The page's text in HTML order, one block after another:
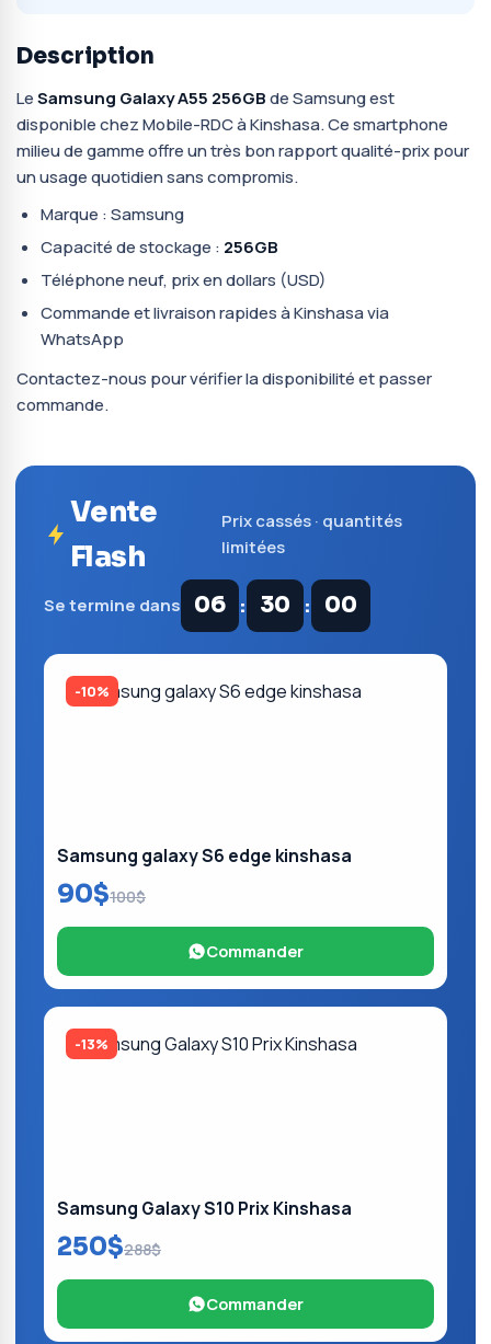
Description
LeSamsung Galaxy A55 256GBde Samsung est
disponible chez Mobile-RDC à Kinshasa. Ce smartphone
milieu de gamme offre un très bon rapport qualité-prix pour
un usage quotidien sans compromis.
Marque : Samsung
Capacité de stockage : 256GB
Téléphone neuf, prix en dollars (USD)
Commande et livraison rapides à Kinshasa via
WhatsApp
Contactez-nous pour vérifier la disponibilité et passer
commande.
Vente
Flash
Prix cassés · quantités
limitées
Se termine dans 06 : 29 : 59
-10%
Samsung galaxy S6 edge kinshasa
90$100$
Commander
-13%
Samsung Galaxy S10 Prix Kinshasa
250$288$
Commander